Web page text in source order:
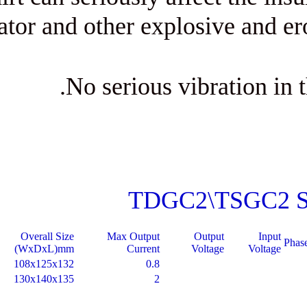
regulator and other
No serious
Max Output
Current
Overall Size
(WxDxL)mm
Weight
KG
108x125x132
2.1
130x140x135
3.2